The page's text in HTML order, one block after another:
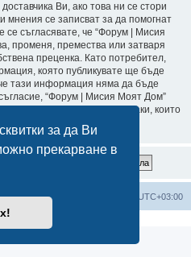
за да Ви
прекарване в
Ви, ако това ни се стори
мнения се записват за да помогнат
се съгласявате, че “Форум | Мисия
променя, премества или затваря
преценка. Като потребител,
която публикувате ще бъде
тази информация няма да бъде
“Форум | Мисия Моят Дом”
отговорни за хакерски атаки, които
на данните.
Всички времена са според UTC+03:00